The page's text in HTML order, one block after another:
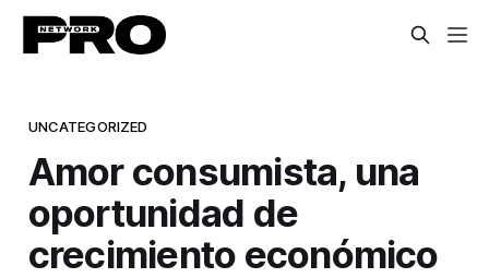
UNCATEGORIZED
Amor consumista, una
oportunidad de
crecimiento económico